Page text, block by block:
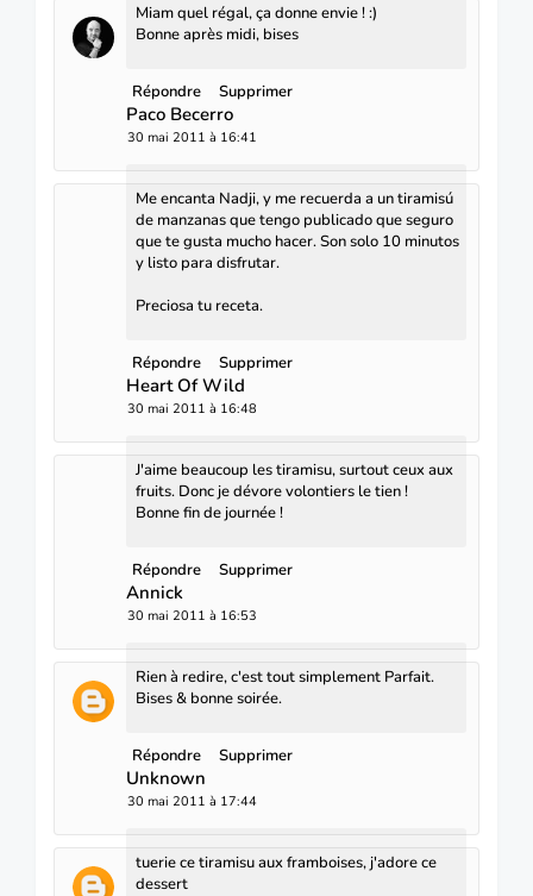
Miam quel régal, ça donne envie ! :)
Bonne après midi, bises
Répondre Supprimer
Paco Becerro
30 mai 2011 à 16:41
Me encanta Nadji, y me recuerda a un tiramisú
de manzanas que tengo publicado que seguro
que te gusta mucho hacer. Son solo 10 minutos
y listo para disfrutar.
Preciosa tu receta.
Répondre Supprimer
Heart Of Wild
30 mai 2011 à 16:48
J'aime beaucoup les tiramisu, surtout ceux aux
fruits. Donc je dévore volontiers le tien !
Bonne fin de journée !
Répondre Supprimer
Annick
30 mai 2011 à 16:53
Rien à redire, c'est tout simplement Parfait.
Bises & bonne soirée.
Répondre Supprimer
Unknown
30 mai 2011 à 17:44
tuerie ce tiramisu aux framboises, j'adore ce
dessert